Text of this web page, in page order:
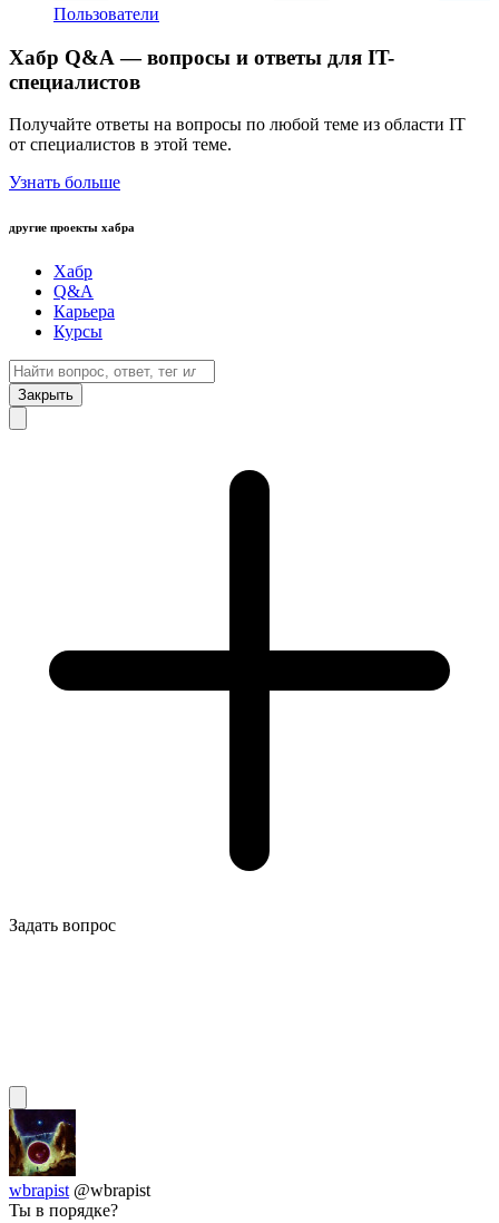
Пользователи
Хабр Q&A — вопросы и ответы для IT-
специалистов
Получайте ответы на вопросы по любой теме из области IT
от специалистов в этой теме.
Узнать больше
другие проекты хабра
Хабр
Q&A
Карьера
Курсы
Закрыть
Задать вопрос
wbrapist @wbrapist
Ты в порядке?